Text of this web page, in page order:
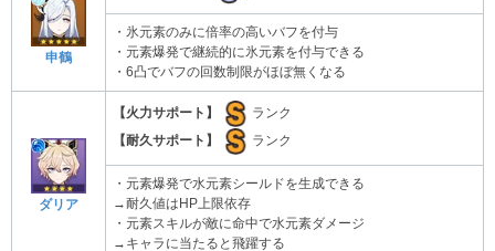
申鶴
・氷元素のみに倍率の高いバフを付与
・元素爆発で継続的に氷元素を付与できる
・6凸でバフの回数制限がほぼ無くなる
ダリア
【火力サポート】 ランク
【耐久サポート】 ランク
・元素爆発で水元素シールドを生成できる
→耐久値はHP上限依存
・元素スキルが敵に命中で水元素ダメージ
→キャラに当たると飛躍する